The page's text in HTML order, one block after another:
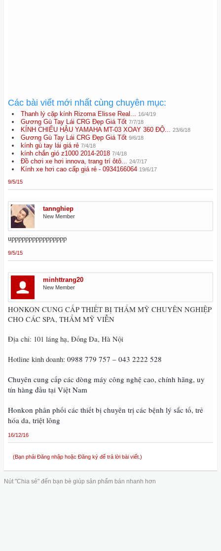
Các bài viết mới nhất cùng chuyên mục:
Thanh lý cặp kính Rizoma Elisse Real... 16/4/19
Gương Gù Tay Lái CRG Đẹp Giá Tốt 7/7/18
KÍNH CHIẾU HẬU YAMAHA MT-03 XOAY 360 ĐỘ... 23/6/18
Gương Gù Tay Lái CRG Đẹp Giá Tốt 9/6/18
kính gù tay lái giá rẻ 7/4/18
kính chắn gió z1000 2014-2018 7/4/18
Đồ chơi xe hơi innova, trang trí ôtô... 24/7/17
Kính xe hơi cao cấp giá rẻ - 0934166064 19/6/17
9/5/15
tannghiep
New Member
upppppppppppppppp
9/5/15
minhttrang20
New Member
HONKON CUNG CẤP THIẾT BỊ THẨM MỸ CHUYÊN NGHIỆP
CHO CÁC SPA, THẨM MỸ VIỄN
Địa chỉ: 101 láng hạ, Đống Đa, Hà Nội
Hotline kinh doanh: 0988 779 757 – 043 2222 528
Chuyên cung cấp các dòng máy công nghệ cao, chính hãng, uy
tín hàng đầu tại Việt Nam
Honkon phân phối các thiết bị chuyên trị các bệnh lý sắc tố, trẻ
hóa da, triệt lông
16/12/16
(Bạn phải Đăng nhập hoặc Đăng ký để trả lời bài viết.)
Nút "Chia sẻ" đến bạn bè giúp sản phẩm bán nhanh hơn